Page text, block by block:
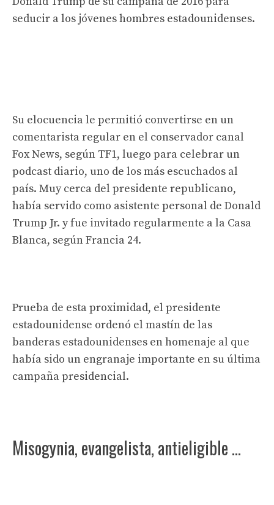
seducir a los jóvenes hombres estadounidenses.
Su elocuencia le permitió convertirse en un
comentarista regular en el conservador canal
Fox News, según TF1, luego para celebrar un
podcast diario, uno de los más escuchados al
país. Muy cerca del presidente republicano,
había servido como asistente personal de Donald
Trump Jr. y fue invitado regularmente a la Casa
Blanca, según Francia 24.
Prueba de esta proximidad, el presidente
estadounidense ordenó el mastín de las
banderas estadounidenses en homenaje al que
había sido un engranaje importante en su última
campaña presidencial.
Misogynia, evangelista, antieligible …